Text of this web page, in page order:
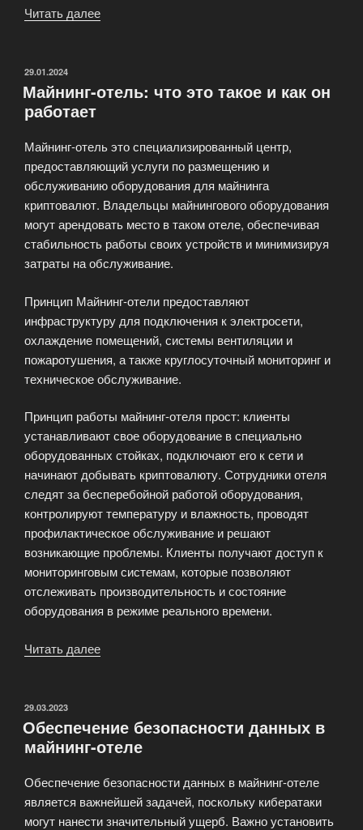
Читать далее
ОПУБЛИКОВАНО
29.01.2024
Майнинг-отель: что это такое и как он
работает
Майнинг-отель это специализированный центр,
предоставляющий услуги по размещению и
обслуживанию оборудования для майнинга
криптовалют. Владельцы майнингового оборудования
могут арендовать место в таком отеле, обеспечивая
стабильность работы своих устройств и минимизируя
затраты на обслуживание.
Принцип Майнинг-отели предоставляют
инфраструктуру для подключения к электросети,
охлаждение помещений, системы вентиляции и
пожаротушения, а также круглосуточный мониторинг и
техническое обслуживание.
Принцип работы майнинг-отеля прост: клиенты
устанавливают свое оборудование в специально
оборудованных стойках, подключают его к сети и
начинают добывать криптовалюту. Сотрудники отеля
следят за бесперебойной работой оборудования,
контролируют температуру и влажность, проводят
профилактическое обслуживание и решают
возникающие проблемы. Клиенты получают доступ к
мониторинговым системам, которые позволяют
отслеживать производительность и состояние
оборудования в режиме реального времени.
Читать далее
такое
и
он
работает»
ОПУБЛИКОВАНО
29.03.2023
Обеспечение безопасности данных в
майнинг-отеле
Обеспечение безопасности данных в майнинг-отеле
является важнейшей задачей, поскольку кибератаки
могут нанести значительный ущерб. Важно установить